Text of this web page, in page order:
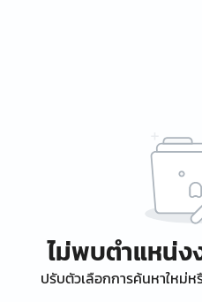
ไม่พบตำแหน่
ปรับตัวเลือกการค้นหาใหม่